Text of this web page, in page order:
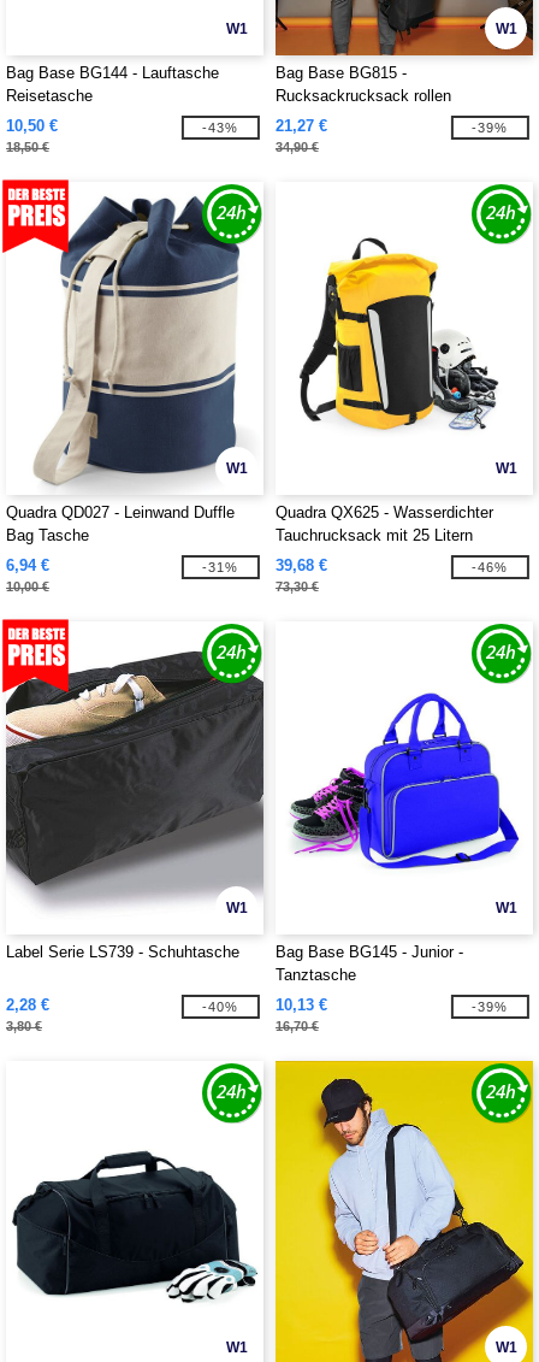
W1
Bag Base BG144 - Lauftasche
Reisetasche
10,50 €
18,50 €
-43%
W1
Bag Base BG815 -
Rucksackrucksack rollen
21,27 €
34,90 €
-39%
W1
Quadra QD027 - Leinwand Duffle
Bag Tasche
6,94 €
10,00 €
-31%
W1
Quadra QX625 - Wasserdichter
Tauchrucksack mit 25 Litern
39,68 €
73,30 €
-46%
W1
Label Serie LS739 - Schuhtasche
2,28 €
3,80 €
-40%
W1
Bag Base BG145 - Junior -
Tanztasche
10,13 €
16,70 €
-39%
W1 W1